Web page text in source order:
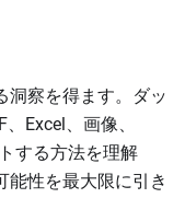
洞察を得ます。ダッ
Excel、画像、
する方法を理解
能性を最大限に引き